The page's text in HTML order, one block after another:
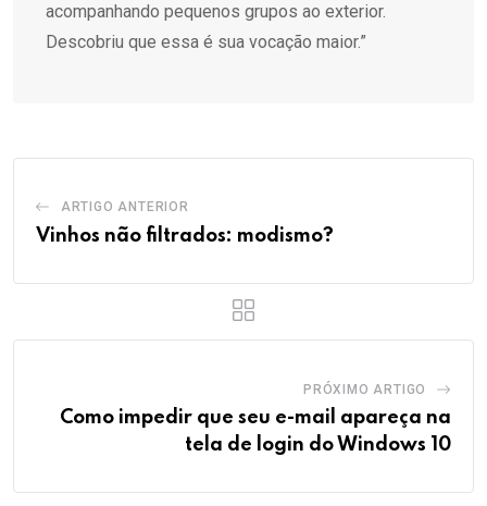
acompanhando pequenos grupos ao exterior.
Descobriu que essa é sua vocação maior.”
ARTIGO ANTERIOR
Vinhos não filtrados: modismo?
PRÓXIMO ARTIGO
Como impedir que seu e-mail apareça na
tela de login do Windows 10